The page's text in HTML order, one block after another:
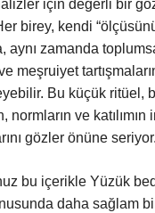
için değerli bir
birey, kendi
aynı zamanda
ve meşruiyet
Bu küçük ritüel,
normların ve katılımın
gözler önüne seriyor.
bu içerikle Yüzük
daha sağlam